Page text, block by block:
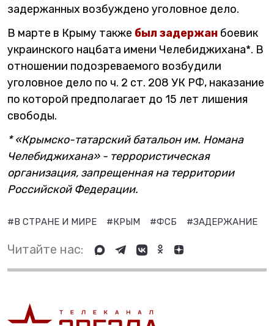
задержанных возбуждено уголовное дело.
В марте в Крыму также был задержан боевик
украинского нацбата имени Челебиджихана*. В
отношении подозреваемого возбудили
уголовное дело по ч. 2 ст. 208 УК РФ, наказание
по которой предполагает до 15 лет лишения
свободы.
* «Крымско-татарский батальон им. Номана
Челебиджихана» - террористическая
организация, запрещенная на территории
Российской Федерации.
#В СТРАНЕ И МИРЕ #КРЫМ #ФСБ #ЗАДЕРЖАНИЕ
Читайте нас: